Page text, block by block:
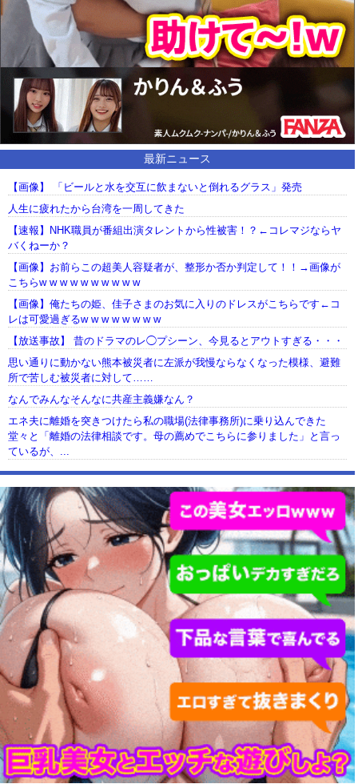
最新ニュース
【画像】 「ビールと水を交互に飲まないと倒れるグラス」発売
人生に疲れたから台湾を一周してきた
【速報】NHK職員が番組出演タレントから性被害！？←コレマジならヤ
バくねーか？
【画像】お前らこの超美人容疑者が、整形か否か判定して！！→画像が
こちらw w w w w w w w w w
【画像】俺たちの姫、佳子さまのお気に入りのドレスがこちらです←コ
レは可愛過ぎるw w w w w w w w
【放送事故】 昔のドラマのレ◯プシーン、今見るとアウトすぎる・・・
思い通りに動かない熊本被災者に左派が我慢ならなくなった模様、避難
所で苦しむ被災者に対して……
なんでみんなそんなに共産主義嫌なん？
エネ夫に離婚を突きつけたら私の職場(法律事務所)に乗り込んできた
堂々と「離婚の法律相談です。母の薦めでこちらに参りました」と言っ
ているが、...
【動画】USJの禁止エリアに子どもたちが続々乱入 → スタッフが注意し
ても止まらない事態に
Powered by livedoor 相互RSS